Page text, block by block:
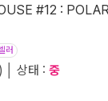
#12 :
러
상태 : 중